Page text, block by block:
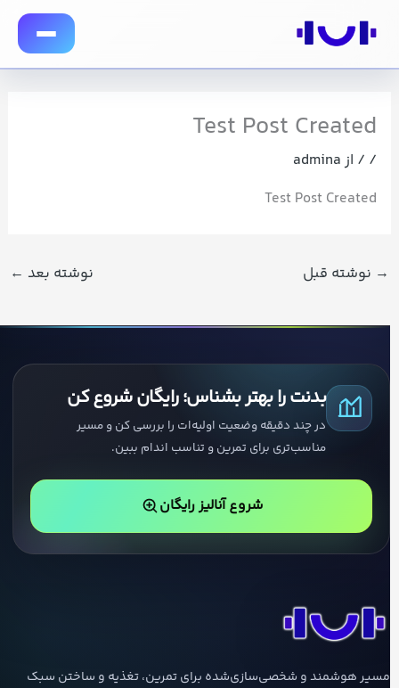
Test Post Created
// از admina
Test Post Created
→نوشته قبل نوشته بعد←
بدنت را بهتر بشناس؛ رایگان شروع کن
در چند دقیقه وضعیت اولیه‌ات را بررسی کن و مسیر
مناسب‌تری برای تمرین و تناسب اندام ببین.
شروع آنالیز رایگان
مسیر هوشمند و شخصی‌سازی‌شده برای تمرین، تغذیه و ساختن سبک